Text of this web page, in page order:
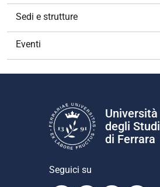
Sedi e strutture
Eventi
Università
degli Studi
di Ferrara
Seguici su